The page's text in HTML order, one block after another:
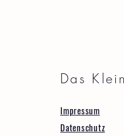
Das
Impressum
Datenschutz